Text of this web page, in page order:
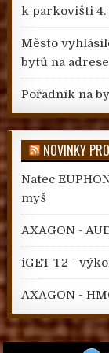
k parkovišti
Město
bytů na
Pořadník na
NOVINKY
Natec
myš
AXAGON -
iGET T2 -
AXAGON -